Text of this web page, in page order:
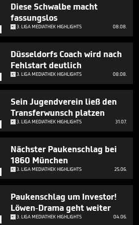
Diese Schwalbe macht
fassungslos
3. LIGA MEDIATHEK HIGHLIGHTS 08.08.
Düsseldorfs Coach wird nach
Fehlstart deutlich
3. LIGA MEDIATHEK HIGHLIGHTS 08.08.
Sein Jugendverein ließ den
Transferwunsch platzen
3. LIGA MEDIATHEK HIGHLIGHTS 31.07.
Nächster Paukenschlag bei
1860 München
3. LIGA MEDIATHEK HIGHLIGHTS 25.06.
Paukenschlag um Investor!
Löwen-Drama geht weiter
3. LIGA MEDIATHEK HIGHLIGHTS 04.06.